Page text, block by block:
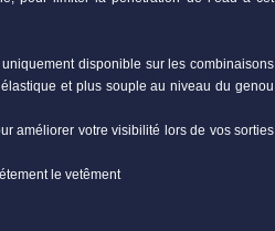
disponible sur les combinaisons
et plus souple au niveau du genou
améliorer votre visibilité lors de vos sorties
le vetêment